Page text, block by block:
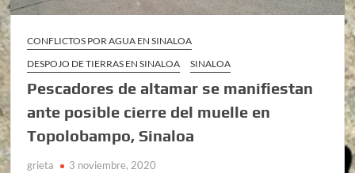
CONFLICTOS POR AGUA EN SINALOA
DESPOJO DE TIERRAS EN SINALOA
SINALOA
Pescadores de altamar se manifiestan
ante posible cierre del muelle en
Topolobampo, Sinaloa
grieta 3 noviembre, 2020